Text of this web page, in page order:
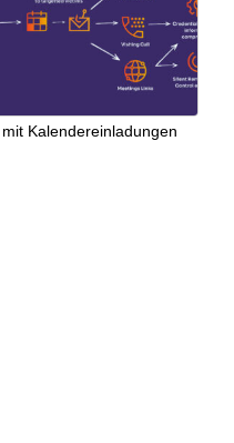
Kalendereinladungen